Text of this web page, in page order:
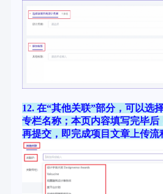
12. 在“其他关联”部分，可以选
专栏名称；本页内容填写完毕后
再提交，即完成项目文章上传流